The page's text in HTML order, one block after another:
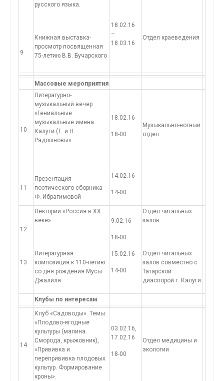
9
русского языка.
Книжная выставка-
просмотр посвященная
75-летию В.В. Бучарского
18.02.16
–
18.03.16
Отдел краеведения
Массовые мероприятия
10
Литературно-
музыкальный вечер
«Гениальные
музыкальные имена
Калуги (Т. и Н.
Радошновы».
18.02.16
18-00
Музыкально-нотный
отдел
11
Презентация
поэтического сборника
Ф. Ибрагимовой
14.02.16
14-00
12
13
Лекторий «Россия в ХХ
веке»
Литературная
композиция к 110-летию
со дня рождения Мусы
Джалиля
9.02.16
18-00
15.02.16
14-00
Отдел читальных
залов
Отдел читальных
залов совместно с
Татарской
диаспорой г. Калуги
Клубы по интересам
14
Клуб «Садоводы». Темы:
«Плодово-ягодные
культуры (малина.
Сморода, крыжовник),
«Прививка и
перепрививка плодовых
культур. Формирование
кроны».
03.02.16,
17.02.16
18-00
Отдел медицины и
экологии